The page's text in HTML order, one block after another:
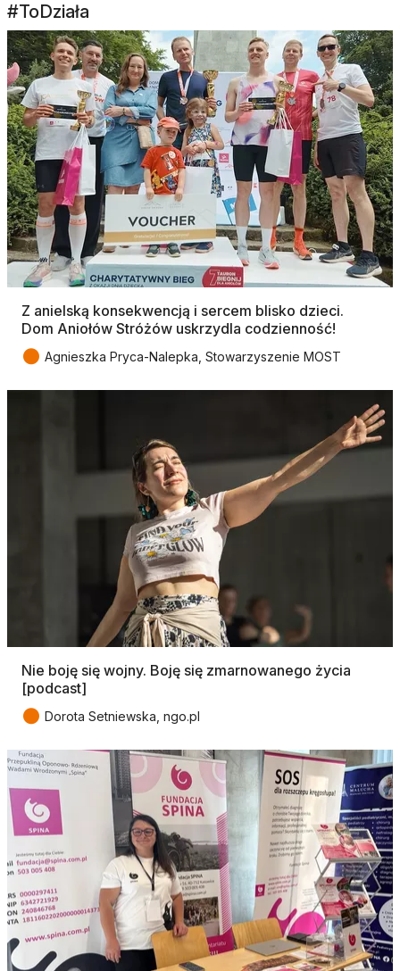
#ToDziała
Z anielską konsekwencją i sercem blisko dzieci.
Dom Aniołów Stróżów uskrzydla codzienność!
● Agnieszka Pryca-Nalepka, Stowarzyszenie MOST
Nie boję się wojny. Boję się zmarnowanego życia
[podcast]
● Dorota Setniewska, ngo.pl